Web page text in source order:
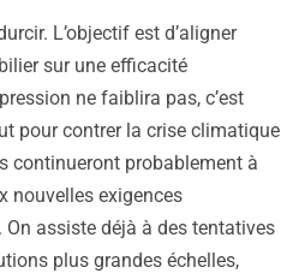
L’objectif est d’aligner
sur une efficacité
ne faiblira pas, c’est
pour contrer la crise climatique
continueront probablement à
nouvelles exigences
assiste déjà à des tentatives
plus grandes échelles,